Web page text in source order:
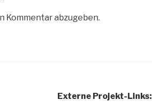
Kommentar abzugeben.
Externe Projekt-Links: